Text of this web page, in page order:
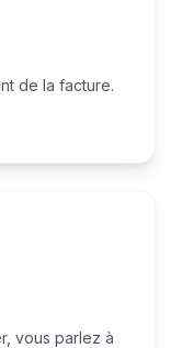
de la facture.
vous parlez à